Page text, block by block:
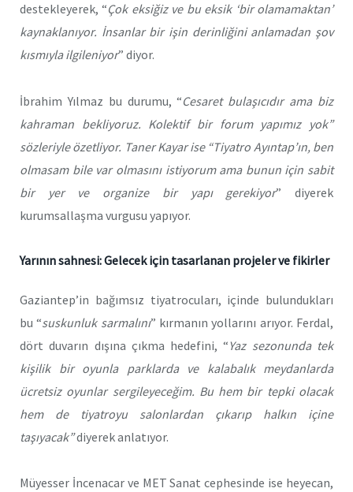
destekleyerek, “Çok eksiğiz ve bu eksik ‘bir olamamaktan’
kaynaklanıyor. İnsanlar bir işin derinliğini anlamadan şov
kısmıyla ilgileniyor” diyor.
İbrahim Yılmaz bu durumu, “Cesaret bulaşıcıdır ama biz
kahraman bekliyoruz. Kolektif bir forum yapımız yok”
sözleriyle özetliyor. Taner Kayar ise “Tiyatro Ayıntap’ın, ben
olmasam bile var olmasını istiyorum ama bunun için sabit
bir yer ve organize bir yapı gerekiyor” diyerek
kurumsallaşma vurgusu yapıyor.
Yarının sahnesi: Gelecek için tasarlanan projeler ve fikirler
Gaziantep’in bağımsız tiyatrocuları, içinde bulundukları
bu “suskunluk sarmalını” kırmanın yollarını arıyor. Ferdal,
dört duvarın dışına çıkma hedefini, “Yaz sezonunda tek
kişilik bir oyunla parklarda ve kalabalık meydanlarda
ücretsiz oyunlar sergileyeceğim. Bu hem bir tepki olacak
hem de tiyatroyu salonlardan çıkarıp halkın içine
taşıyacak”diyerek anlatıyor.
Müyesser İncenacar ve MET Sanat cephesinde ise heyecan,